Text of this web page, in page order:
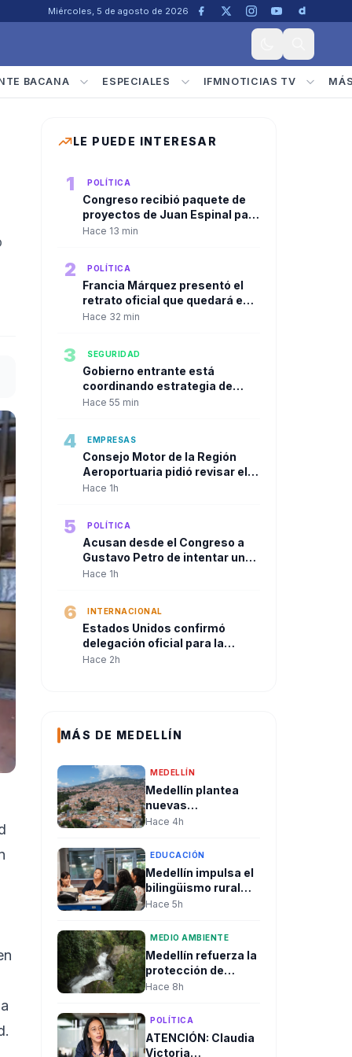
Miércoles, 5 de agosto de 2026
BACANA ESPECIALES IFMNOTICIAS TV
LE PUEDE INTERESAR
1 POLÍTICA
Congreso recibió paquete de
proyectos de Juan Espinal para
blindar la seguridad energética
Hace 13 min
2 POLÍTICA
Francia Márquez presentó el
retrato oficial que quedará en
la Casa Vicepresidencial al
Hace 32 min
3 SEGURIDAD
Gobierno entrante está
coordinando estrategia de
seguridad urbana con alcaldes
Hace 55 min
4 EMPRESAS
Consejo Motor de la Región
Aeroportuaria pidió revisar el
Plan Maestro del José María
aérea del país
Hace 1h
5 POLÍTICA
Acusan desde el Congreso a
Gustavo Petro de intentar un
"Golpe de Estado" en contra de
Hace 1h
6 INTERNACIONAL
Estados Unidos confirmó
delegación oficial para la
posesión de Abelardo De La
Hace 2h
MÁS DE MEDELLÍN
MEDELLÍN
Medellín plantea
nuevas
modalidades de
para transformar el
entorno del río
Hace 4h
EDUCACIÓN
Medellín impulsa el
bilingüismo rural
con formación
docent
Hace 5h
MEDIO AMBIENTE
Medellín refuerza la
protección de
microcuencas para
suministro de agua
y la seguridad
hídrica
Hace 8h
POLÍTICA
ATENCIÓN: Claudia
Victoria